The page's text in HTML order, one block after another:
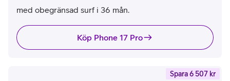
med obegränsad surf i 36 mån.
Köp Phone 17 Pro
Spara 6 507 kr